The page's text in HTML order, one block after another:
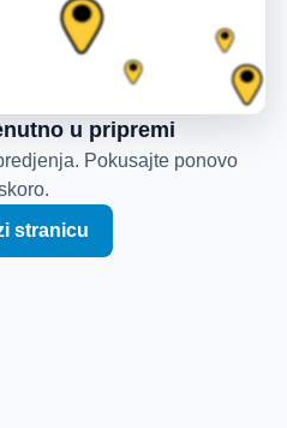
u pripremi
Pokusajte ponovo
stranicu